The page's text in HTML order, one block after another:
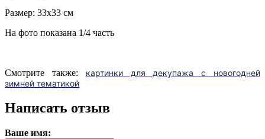
Размер: 33х33 см
На фото показана 1/4 часть
Смотрите также: картинки для декупажа с новогодней
зимней тематикой
Написать отзыв
Ваше имя: